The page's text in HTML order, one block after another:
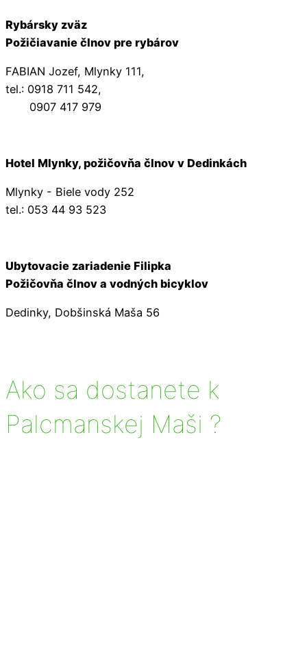
Rybársky zväz
Požičiavanie člnov pre rybárov
FABIAN Jozef, Mlynky 111,
tel.: 0918 711 542,
0907 417 979
Hotel Mlynky, požičovňa člnov v Dedinkách
Mlynky - Biele vody 252
tel.: 053 44 93 523
Ubytovacie zariadenie Filipka
Požičovňa člnov a vodných bicyklov
Dedinky, Dobšinská Maša 56
Ako sa dostanete k
Palcmanskej Maši ?